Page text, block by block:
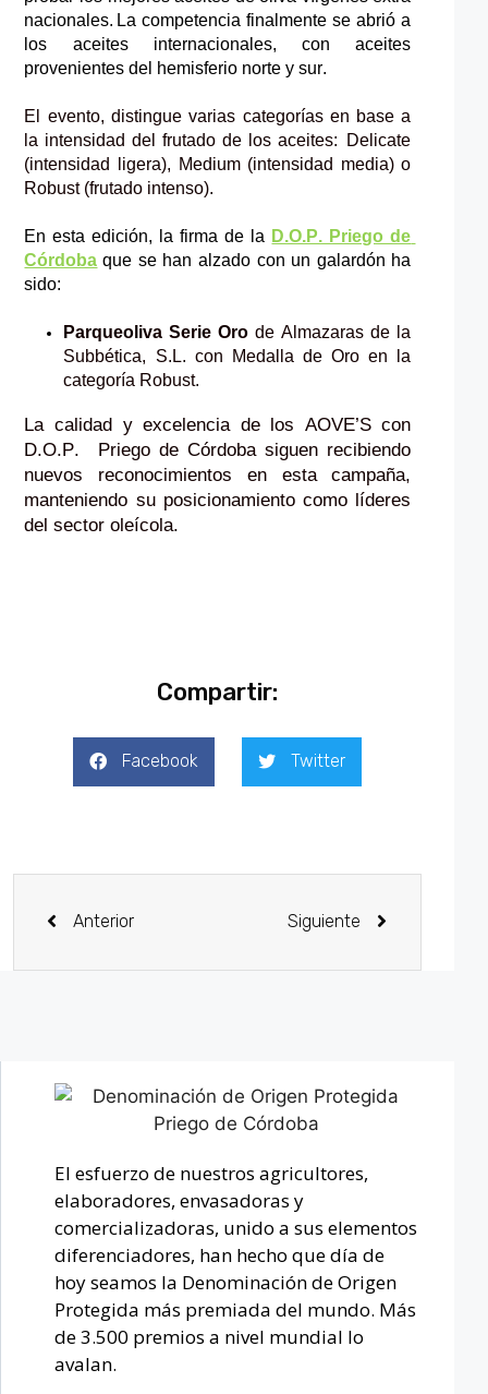
nacionales. La competencia finalmente se abrió a
los aceites internacionales, con aceites
provenientes del hemisferio norte y sur.
El evento, distingue varias categorías en base a
la intensidad del frutado de los aceites: Delicate
(intensidad ligera), Medium
Robust (frutado intenso).
En esta edición, la firma de la D.O.P. Priego de
Córdoba que se han alzado con un galardón ha
sido:
Parqueoliva Serie Oro de Almazaras de la
Subbética, S.L.
categoría Robust.
La calidad y excelencia de los AOVE’S
D.O.P.
Priego de Córdoba siguen recibiendo
nuevos reconocimientos en esta campaña,
manteniendo su posicionamiento como líderes
del sector oleícola.
Compartir:
Facebook Twitter
Anterior Siguiente
El esfuerzo de nuestros agricultores,
elaboradores, envasadoras y
comercializadoras, unido a sus elementos
diferenciadores, han hecho que día de
hoy seamos la Denominación de Origen
Protegida más premiada del mundo. Más
de 3.500 premios a nivel mundial lo
avalan.